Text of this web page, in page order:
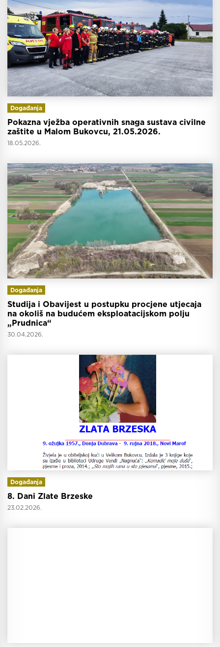
Događanja
Pokazna vježba operativnih snaga sustava civilne
zaštite u Malom Bukovcu, 21.05.2026.
18.05.2026.
Događanja
Studija i Obavijest u postupku procjene utjecaja
na okoliš na budućem eksploatacijskom polju
„Prudnica“
30.04.2026.
Događanja
8. Dani Zlate Brzeske
23.02.2026.